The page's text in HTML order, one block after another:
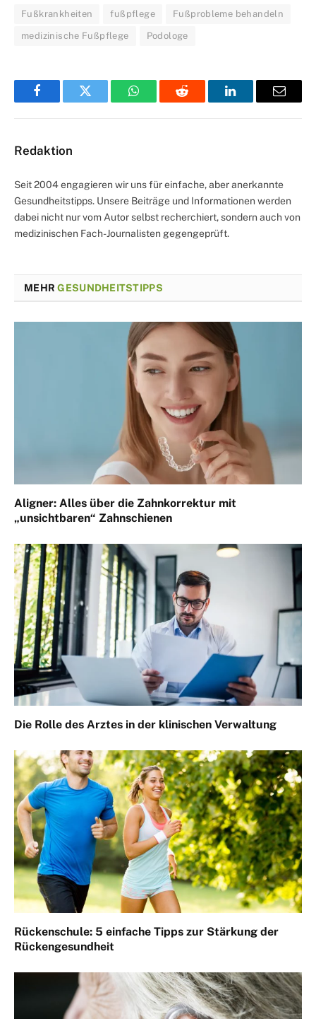
Fußkrankheiten fußpflege Fußprobleme behandeln
medizinische Fußpflege Podologe
FacebookTwitter WhatsAppReddit LinkedInEmail
Redaktion
Seit 2004 engagieren wir uns für einfache, aber anerkannte
Gesundheitstipps. Unsere Beiträge und Informationen werden
dabei nicht nur vom Autor selbst recherchiert, sondern auch von
medizinischen Fach-Journalisten gegengeprüft.
MEHRGESUNDHEITSTIPPS
Aligner: Alles über die Zahnkorrektur mit
„unsichtbaren“ Zahnschienen
Die Rolle des Arztes in der klinischen Verwaltung
Rückenschule: 5 einfache Tipps zur Stärkung der
Rückengesundheit